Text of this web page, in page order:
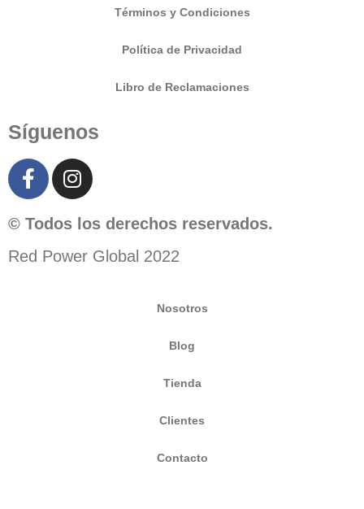
Términos y Condiciones
Política de Privacidad
Libro de Reclamaciones
Síguenos
© Todos los derechos reservados.
Red Power Global 2022
Nosotros
Blog
Tienda
Clientes
Contacto